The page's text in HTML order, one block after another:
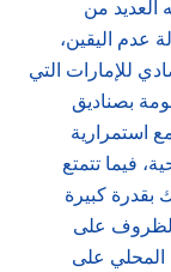
العديد من
عدم اليقين،
للإمارات التي
بصناديق
استمرارية
فيما تتمتع
بقدرة كبيرة
على
المحلي على